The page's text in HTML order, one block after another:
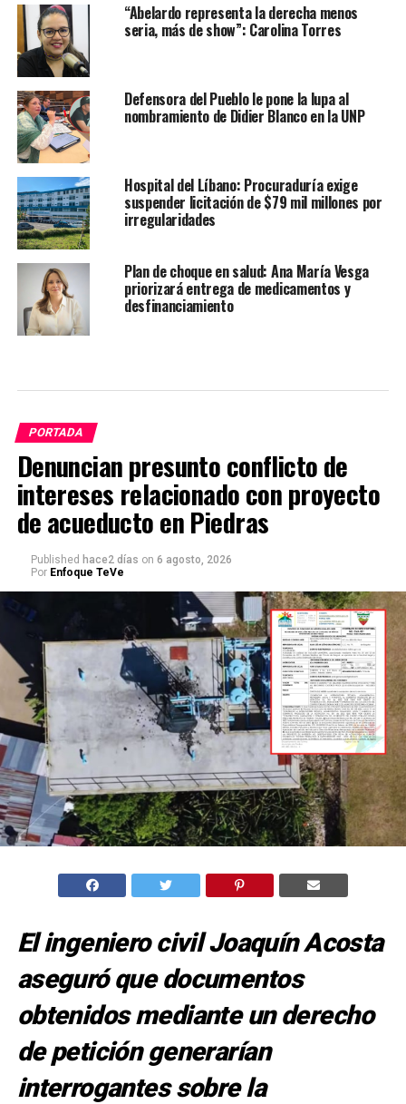
“Abelardo representa la derecha menos
seria, más de show”: Carolina Torres
Defensora del Pueblo le pone la lupa al
nombramiento de Didier Blanco en la UNP
Hospital del Líbano: Procuraduría exige
suspender licitación de $79 mil millones por
irregularidades
Plan de choque en salud: Ana María Vesga
priorizará entrega de medicamentos y
desfinanciamiento
PORTADA
Denuncian presunto conflicto de
intereses relacionado con proyecto
de acueducto en Piedras
Published hace2 días on 6 agosto, 2026
Por Enfoque TeVe
El ingeniero civil Joaquín Acosta
aseguró que documentos
obtenidos mediante un derecho
de petición generarían
interrogantes sobre la